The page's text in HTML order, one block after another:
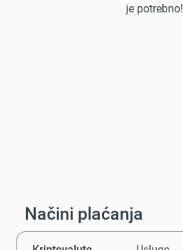
je potrebno!
Načini plaćanja